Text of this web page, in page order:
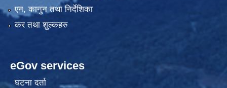
एन, कानुन तथा निर्देशिका
कर तथा शुल्कहरु
eGov services
घटना दर्ता